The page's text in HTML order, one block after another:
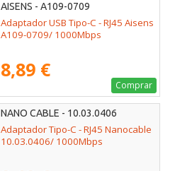
AISENS - A109-0709
Adaptador USB Tipo-C - RJ45 Aisens
A109-0709/ 1000Mbps
8,89 €
Comprar
NANO CABLE - 10.03.0406
Adaptador Tipo-C - RJ45 Nanocable
10.03.0406/ 1000Mbps